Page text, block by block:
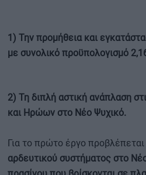
1) Την προμήθεια και
με συνολικό προϋπολογισμό
2) Τη διπλή αστική ανάπλαση
και Ηρώων στο Νέο Ψυχικό.
Για το πρώτο έργο προβλέπεται
αρδευτικού συστήματος στο